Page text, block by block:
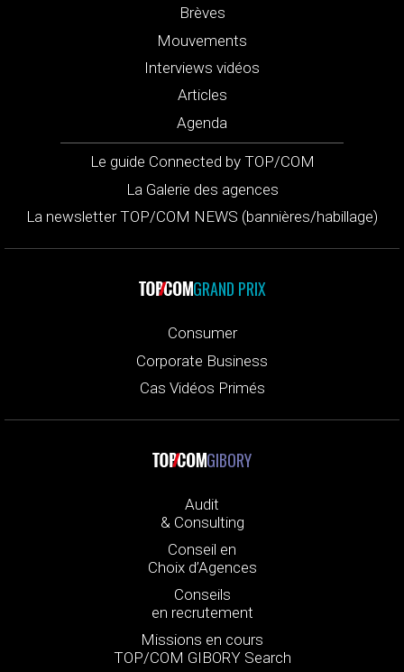
Brèves
Mouvements
Interviews vidéos
Articles
Agenda
Le guide Connected by TOP/COM
La Galerie des agences
La newsletter TOP/COM NEWS (bannières/habillage)
GRAND PRIX
Consumer
Corporate Business
Cas Vidéos Primés
GIBORY
Audit
& Consulting
Conseil en
Choix d’Agences
Conseils
en recrutement
Missions en cours
TOP/COM GIBORY Search